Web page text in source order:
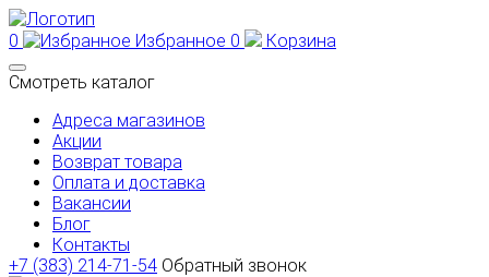
0 Избранное 0
Корзина
Смотреть каталог
Адреса магазинов
Акции
Возврат товара
Оплата и доставка
Вакансии
Блог
Контакты
+7 (383) 214-71-54 Обратный звонок